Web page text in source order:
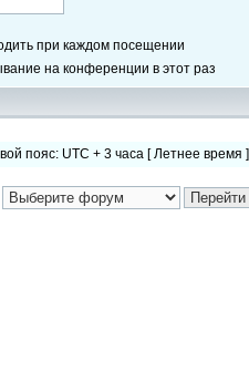
при каждом посещении
на конференции в этот раз
пояс: UTC + 3 часа [ Летнее время ]